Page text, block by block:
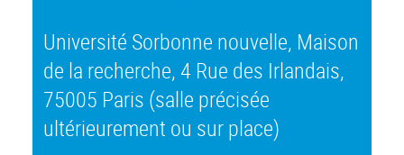
Université Sorbonne nouvelle, Maison
de la recherche, 4 Rue des Irlandais,
75005 Paris (salle précisée
ultérieurement ou sur place)